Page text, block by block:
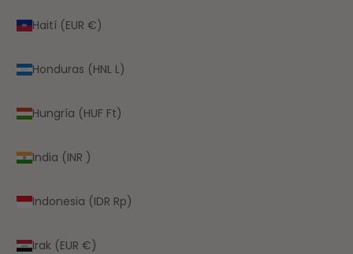
Haití (EUR €)
Honduras (HNL L)
Hungría (HUF Ft)
India (INR ₹)
Indonesia (IDR Rp)
Irak (EUR €)